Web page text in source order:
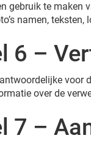
gebruik te maken
namen,
6 –
voor
over de
7 –